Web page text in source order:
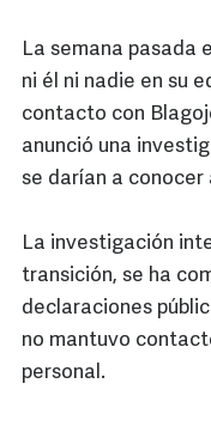
La semana pasada
ni él ni nadie en su
contacto con
anunció una
se darían a conocer
La investigación
transición, se ha
declaraciones
no mantuvo
personal.